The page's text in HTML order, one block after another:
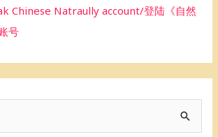
Chinese Natraully account/登陆《自然
号